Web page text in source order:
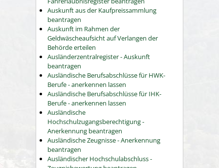
Auskunft aus der Kaufpreissammlung
beantragen
Auskunft im Rahmen der
Geldwäscheaufsicht auf Verlangen der
Behörde erteilen
Ausländerzentralregister - Auskunft
beantragen
Ausländische Berufsabschlüsse für HWK-
Berufe - anerkennen lassen
Ausländische Berufsabschlüsse für IHK-
Berufe - anerkennen lassen
Ausländische
Hochschulzugangsberechtigung -
Anerkennung beantragen
Ausländische Zeugnisse - Anerkennung
beantragen
Ausländischer Hochschulabschluss -